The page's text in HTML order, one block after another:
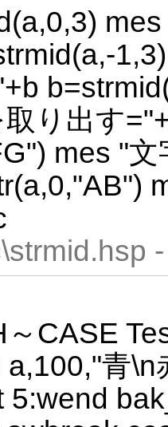
り出す
mes "
CASE
青\n
5:wend